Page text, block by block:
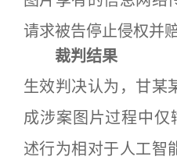
请求被告停止侵权并
裁判结果
生效判决认为，甘某
成涉案图片过程中
述行为相对于人工智